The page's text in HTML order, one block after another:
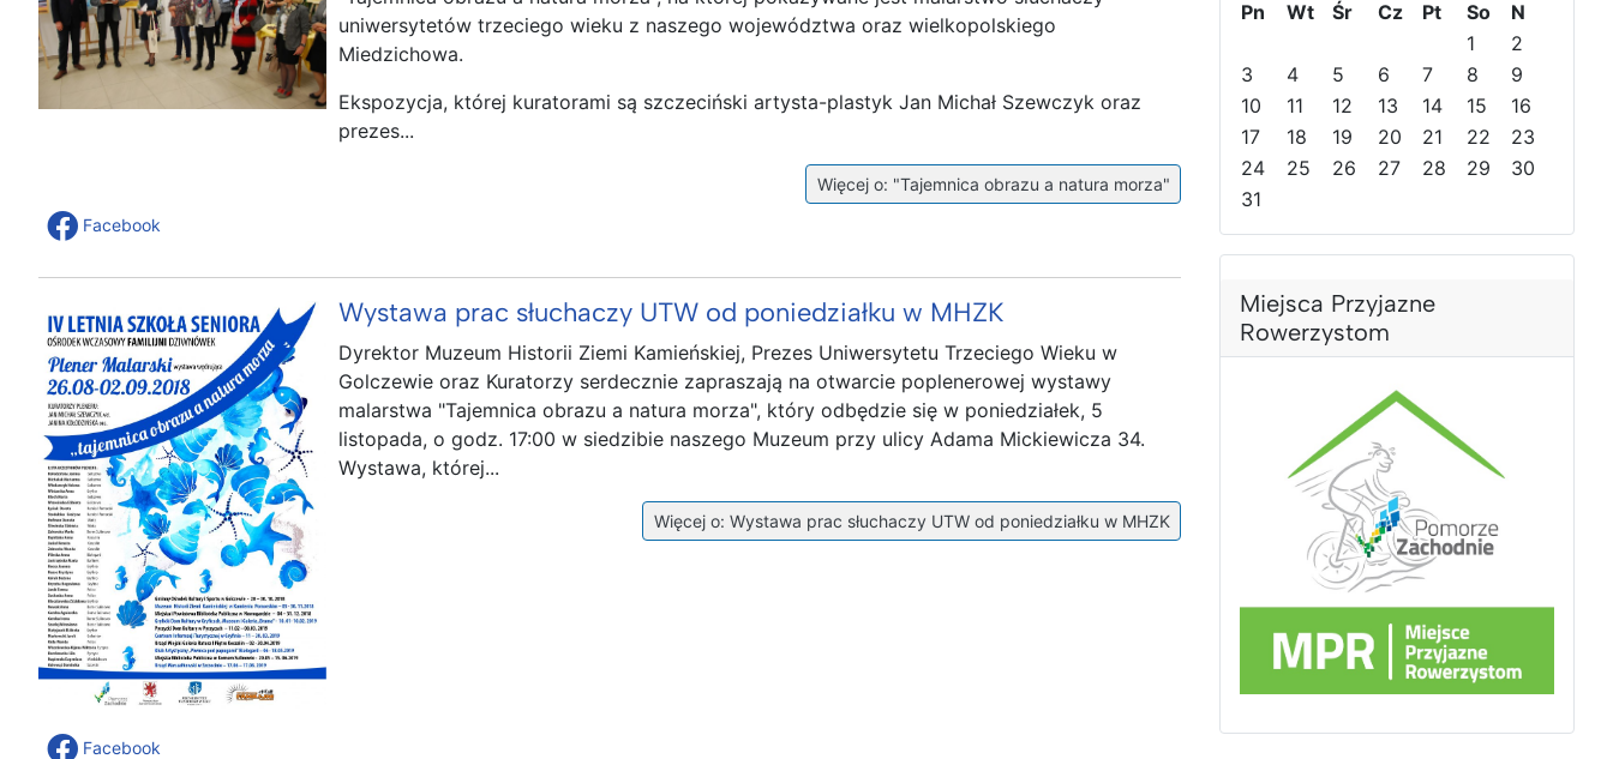
uniwersytetów trzeciego wieku z naszego województwa oraz wielkopolskiego
Miedzichowa.
Ekspozycja, której kuratorami są szczeciński artysta-plastyk Jan Michał Szewczyk oraz
prezes...
Więcej o: "Tajemnica obrazu a natura morza"
Facebook
Wystawa prac słuchaczy UTW od poniedziałku w MHZK
Dyrektor Muzeum Historii Ziemi Kamieńskiej, Prezes Uniwersytetu Trzeciego Wieku w
Golczewie oraz Kuratorzy serdecznie zapraszają na otwarcie poplenerowej wystawy
malarstwa "Tajemnica obrazu a natura morza", który odbędzie się w poniedziałek, 5
listopada, o godz. 17:00 w siedzibie naszego Muzeum przy ulicy Adama Mickiewicza 34.
Wystawa, której...
Więcej o: Wystawa prac słuchaczy UTW od poniedziałku w MHZK
Facebook
d
i
r
o
k
d
m
i
e
s
ą
n
m
i
e
s
c
Pn
Wt Śr Cz Pt So
N
1
2
3
4 5 6 7 8
9
10
11 12 13 14 15
16
17
18 19 20 21 22
23
24
25 26 27 28 29
30
31
Miejsca Przyjazne
Rowerzystom